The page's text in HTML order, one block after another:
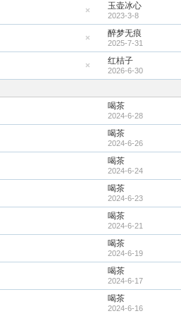
置
帖
藏
置
帖
玉壶冰心
2023-3-8
藏
置
帖
醉梦无痕
2025-7-31
藏
顶
红桔子
2026-6-30
喝茶
2024-6-28
喝茶
2024-6-26
喝茶
2024-6-24
喝茶
2024-6-23
喝茶
2024-6-21
喝茶
2024-6-19
喝茶
2024-6-17
喝茶
2024-6-16